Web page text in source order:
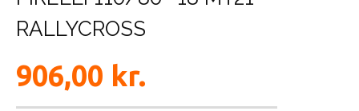
RALLYCROSS
906,00 kr.